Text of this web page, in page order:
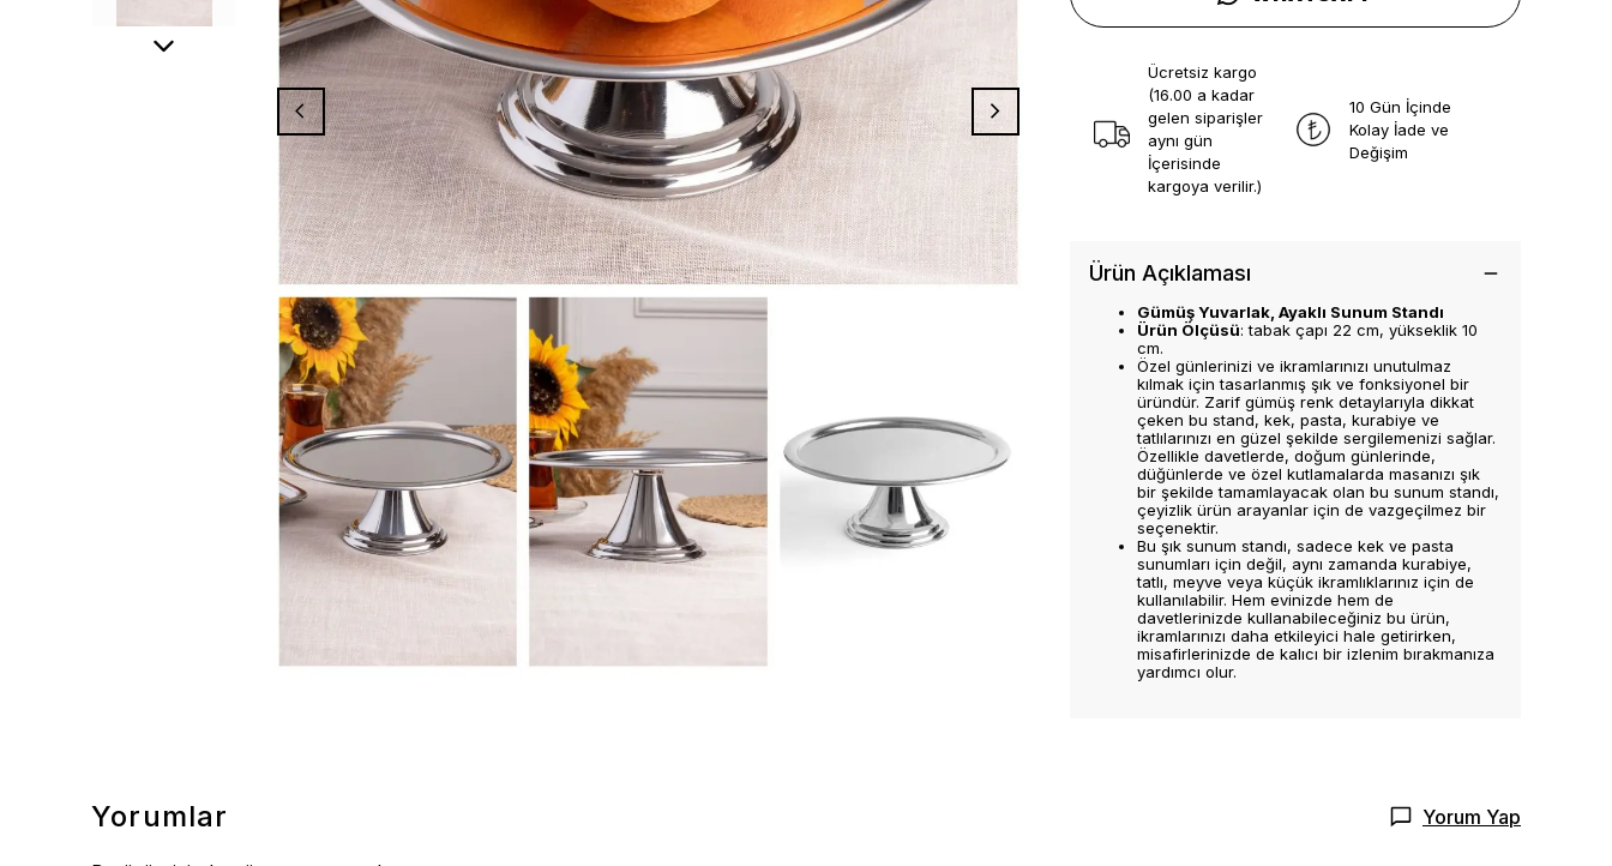
Ücretsiz kargo
(16.00 a kadar
gelen siparişler
aynı gün
İçerisinde
kargoya verilir.)
10 Gün İçinde
Kolay İade ve
Değişim
Ürün Açıklaması
Gümüş Yuvarlak, Ayaklı Sunum Standı
Ürün Ölçüsü: tabak çapı 22 cm, yükseklik 10
cm.
Özel günlerinizi ve ikramlarınızı unutulmaz
kılmak için tasarlanmış şık ve fonksiyonel bir
üründür. Zarif gümüş renk detaylarıyla dikkat
çeken bu stand, kek, pasta, kurabiye ve
tatlılarınızı en güzel şekilde sergilemenizi sağlar.
Özellikle davetlerde, doğum günlerinde,
düğünlerde ve özel kutlamalarda masanızı şık
bir şekilde tamamlayacak olan bu sunum standı,
çeyizlik ürün arayanlar için de vazgeçilmez bir
seçenektir.
Bu şık sunum standı, sadece kek ve pasta
sunumları için değil, aynı zamanda kurabiye,
tatlı, meyve veya küçük ikramlıklarınız için de
kullanılabilir. Hem evinizde hem de
davetlerinizde kullanabileceğiniz bu ürün,
ikramlarınızı daha etkileyici hale getirirken,
misafirlerinizde de kalıcı bir izlenim bırakmanıza
yardımcı olur.
Yorumlar Yorum Yap